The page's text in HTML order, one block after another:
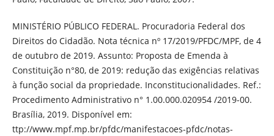
MINISTÉRIO PÚBLICO FEDERAL. Procuradoria Federal dos
Direitos do Cidadão. Nota técnica nº 17/2019/PFDC/MPF, de 4
de outubro de 2019. Assunto: Proposta de Emenda à
Constituição n°80, de 2019: redução das exigências relativas
à função social da propriedade. Inconstitucionalidades. Ref.:
Procedimento Administrativo n° 1.00.000.020954 /2019-00.
Brasília, 2019. Disponível em:
ttp://www.mpf.mp.br/pfdc/manifestacoes-pfdc/notas-